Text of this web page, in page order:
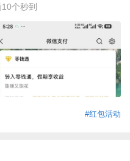
个秒到
#红包活动